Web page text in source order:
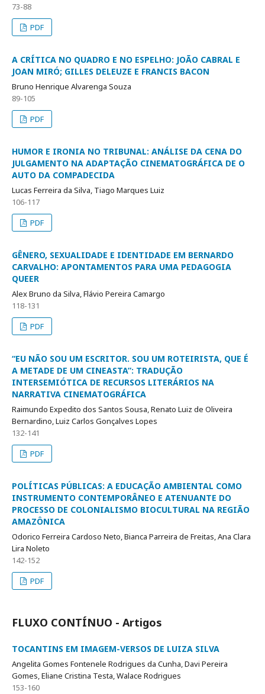
73-88
PDF
A CRÍTICA NO QUADRO E NO ESPELHO: JOÃO CABRAL E
JOAN MIRÓ; GILLES DELEUZE E FRANCIS BACON
Bruno Henrique Alvarenga Souza
89-105
PDF
HUMOR E IRONIA NO TRIBUNAL: ANÁLISE DA CENA DO
JULGAMENTO NA ADAPTAÇÃO CINEMATOGRÁFICA DE O
AUTO DA COMPADECIDA
Lucas Ferreira da Silva, Tiago Marques Luiz
106-117
PDF
GÊNERO, SEXUALIDADE E IDENTIDADE EM BERNARDO
CARVALHO: APONTAMENTOS PARA UMA PEDAGOGIA
QUEER
Alex Bruno da Silva, Flávio Pereira Camargo
118-131
PDF
“EU NÃO SOU UM ESCRITOR. SOU UM ROTEIRISTA, QUE É
A METADE DE UM CINEASTA”: TRADUÇÃO
INTERSEMIÓTICA DE RECURSOS LITERÁRIOS NA
NARRATIVA CINEMATOGRÁFICA
Raimundo Expedito dos Santos Sousa, Renato Luiz de Oliveira
Bernardino, Luiz Carlos Gonçalves Lopes
132-141
PDF
POLÍTICAS PÚBLICAS: A EDUCAÇÃO AMBIENTAL COMO
INSTRUMENTO CONTEMPORÂNEO E ATENUANTE DO
PROCESSO DE COLONIALISMO BIOCULTURAL NA REGIÃO
AMAZÔNICA
Odorico Ferreira Cardoso Neto, Bianca Parreira de Freitas, Ana Clara
Lira Noleto
142-152
PDF
FLUXO CONTÍNUO - Artigos
TOCANTINS EM IMAGEM-VERSOS DE LUIZA SILVA
Angelita Gomes Fontenele Rodrigues da Cunha, Davi Pereira
Gomes, Eliane Cristina Testa, Walace Rodrigues
153-160